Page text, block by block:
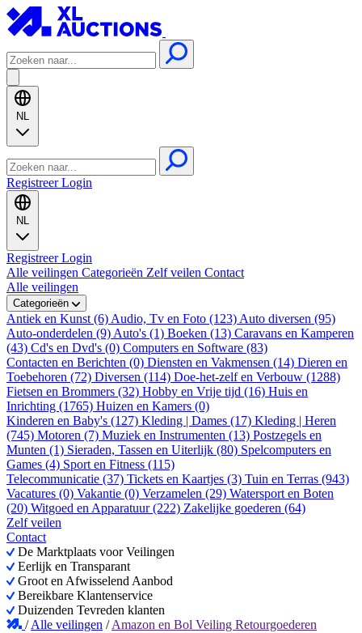
NL
RegistreerLogin
NL
RegistreerLogin
Alle veilingen Categorieën Zelf veilen Contact
Alle veilingen
Categorieën
Antiek en Kunst (6) Audio, Tv en Foto (123) Auto diversen (95)
Auto-onderdelen (9) Auto's (1) Boeken (13) Caravans en Kamperen
(43) Cd's en Dvd's (0) Computers en Software (83)
Contacten en Berichten (0) Diensten en Vakmensen (14) Dieren en
Toebehoren (72) Diversen (114) Doe-het-zelf en Verbouw (1288)
Fietsen en Brommers (32) Hobby en Vrije tijd (16) Huis en
Inrichting (1765) Huizen en Kamers (0)
Kinderen en Baby's (127) Kleding | Dames (17) Kleding | Heren
(745) Motoren (7) Muziek en Instrumenten (13) Postzegels en
Munten (1) Sieraden, Tassen en Uiterlijk (80) Spelcomputers en
Games (4) Sport en Fitness (115)
Telecommunicatie (37) Tickets en Kaartjes (3) Tuin en Terras (943)
Vacatures (0) Vakantie (0) Verzamelen (29) Watersport en Boten
(20) Witgoed en Apparatuur (222) Zakelijke goederen (64)
Zelf veilen
Contact
De Marktplaats voor Veilingen
Eerlijk en Transparant
Groot en Afwisselend Aanbod
Bereikbare Klantenservice
Duizenden Tevreden klanten
/Alle veilingen /Amazon en Bol Veiling Retourgoederen